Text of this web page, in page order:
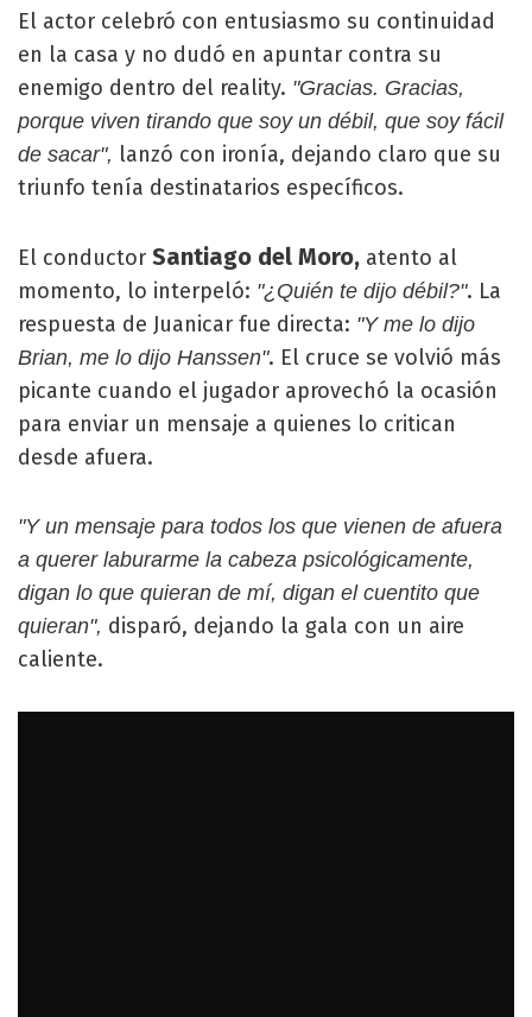
El actor celebró con entusiasmo su continuidad
en la casa y no dudó en apuntar contra su
enemigo dentro del reality. "Gracias. Gracias,
porque viven tirando que soy un débil, que soy fácil
de sacar", lanzó con ironía, dejando claro que su
triunfo tenía destinatarios específicos.
El conductor Santiago del Moro, atento al
momento, lo interpeló: "¿Quién te dijo débil?". La
respuesta de Juanicar fue directa: "Y me lo dijo
Brian, me lo dijo Hanssen". El cruce se volvió más
picante cuando el jugador aprovechó la ocasión
para enviar un mensaje a quienes lo critican
desde afuera.
"Y un mensaje para todos los que vienen de afuera
a querer laburarme la cabeza psicológicamente,
digan lo que quieran de mí, digan el cuentito que
quieran", disparó, dejando la gala con un aire
caliente.